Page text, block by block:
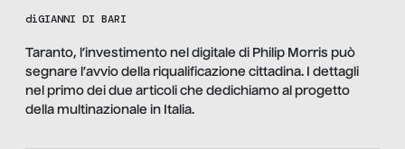
diGIANNI DI BARI
Taranto, l’investimento nel digitale di Philip Morris può
segnare l’avvio della riqualificazione cittadina. I dettagli
nel primo dei due articoli che dedichiamo al progetto
della multinazionale in Italia.